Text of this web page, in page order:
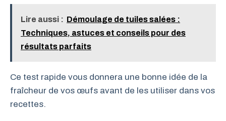
Lire aussi : Démoulage de tuiles salées :
Techniques, astuces et conseils pour des
résultats parfaits
Ce test rapide vous donnera une bonne idée de la
fraîcheur de vos œufs avant de les utiliser dans vos
recettes.